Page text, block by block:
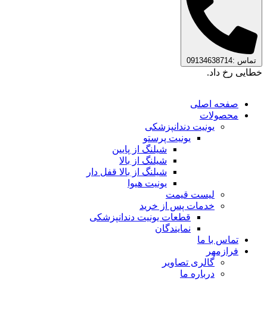
تماس :09134638714
خطایی رخ داد.
صفحه اصلی
محصولات
یونیت دندانپزشکی
یونیت پرستو
شیلنگ از پایین
شیلنگ از بالا
شیلنگ از بالا قفل دار
یونیت هیوا
لیست قیمت
خدمات پس از خرید
قطعات یونیت دندانپزشکی
نمایندگان
تماس با ما
فرازمهر
گالری تصاویر
درباره ما